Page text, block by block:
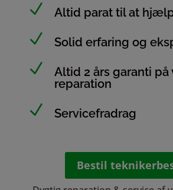
N Altid parat til at
N Solid erfaring og
N
Altid 2 års garanti på
reparation
N Servicefradrag
Bestil